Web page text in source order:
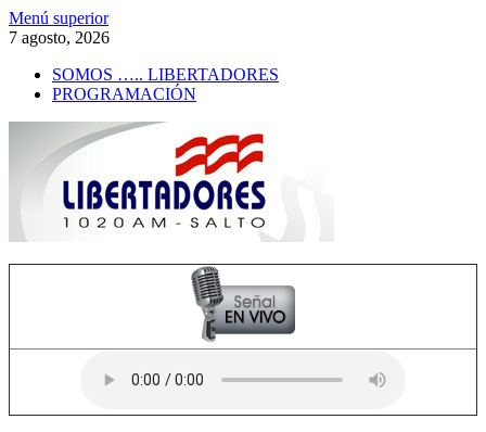
Saltar
al
Menú superior
7 agosto, 2026
SOMOS ….. LIBERTADORES
PROGRAMACIÓN